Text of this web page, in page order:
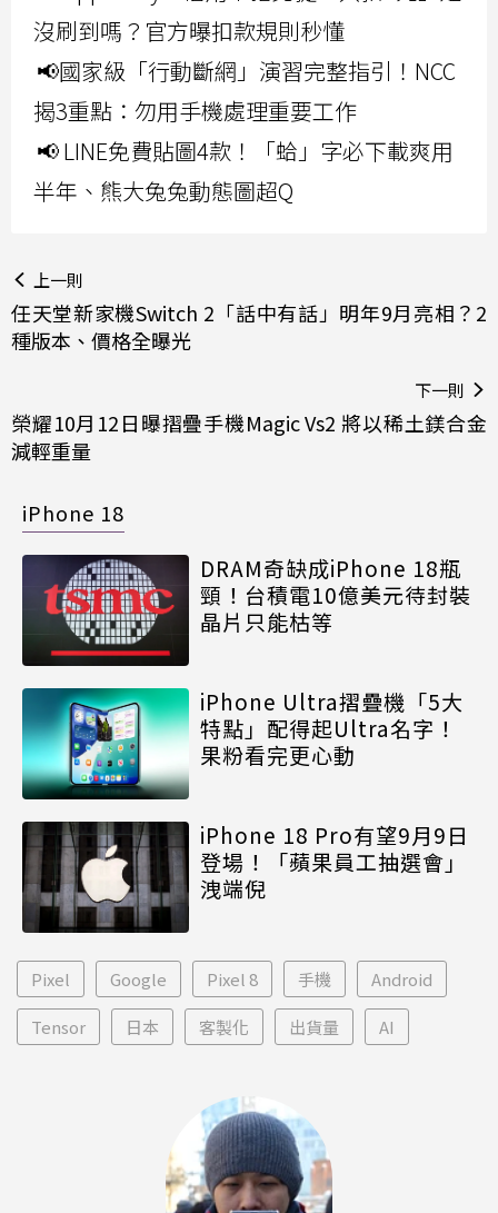
沒刷到嗎？官方曝扣款規則秒懂
📢國家級「行動斷網」演習完整指引！NCC
揭3重點：勿用手機處理重要工作
📢 LINE免費貼圖4款！「蛤」字必下載爽用
半年、熊大兔兔動態圖超Q
上一則
任天堂新家機Switch 2「話中有話」明年9月亮相？2
種版本、價格全曝光
下一則
榮耀10月12日曝摺疊手機Magic Vs2 將以稀土鎂合金
減輕重量
iPhone 18
DRAM奇缺成iPhone 18瓶
頸！台積電10億美元待封裝
晶片只能枯等
iPhone Ultra摺疊機「5大
特點」配得起Ultra名字！
果粉看完更心動
iPhone 18 Pro有望9月9日
登場！「蘋果員工抽選會」
洩端倪
Pixel Google Pixel 8 手機 Android
Tensor 日本 客製化 出貨量 AI